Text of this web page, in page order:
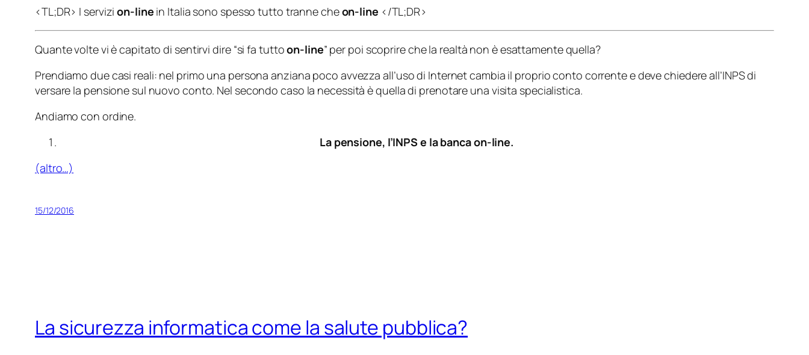
<TL;DR> I servizion-line in Italia sono spesso tutto tranne cheon-line </TL;DR>
Quante volte vi è capitato di sentirvi dire “si fa tuttoon-line” per poi scoprire che la realtà non è esattamente quella?
Prendiamo due casi reali: nel primo una persona anziana poco avvezza all’uso di Internet cambia il proprio conto corrente e deve chiedere all’INPS di
versare la pensione sul nuovo conto. Nel secondo caso la necessità è quella di prenotare una visita specialistica.
Andiamo con ordine.
La pensione, l’INPS e la banca on-line.
(altro…)
15/12/2016
La sicurezza informatica come la salute pubblica?